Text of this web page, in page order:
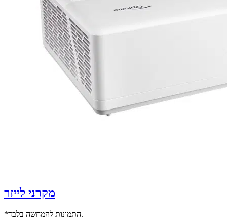
מקרני לייזר
*התמונות להמחשה בלבד.